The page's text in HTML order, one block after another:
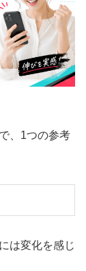
、1つの参考
は変化を感じ